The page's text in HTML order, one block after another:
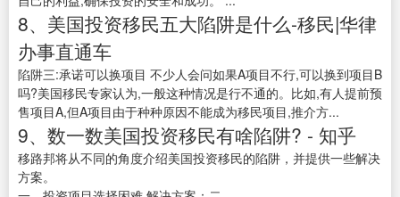
8、美国投资移民五大陷阱是什么-移民|华律
办事直通车
陷阱三:承诺可以换项目 不少人会问如果A项目不行,可以换到项目B
吗?美国移民专家认为,一般这种情况是行不通的。比如,有人提前预
售项目A,但A项目由于种种原因不能成为移民项目,推介方...
9、数一数美国投资移民有啥陷阱? - 知乎
移路邦将从不同的角度介绍美国投资移民的陷阱，并提供一些解决
方案。